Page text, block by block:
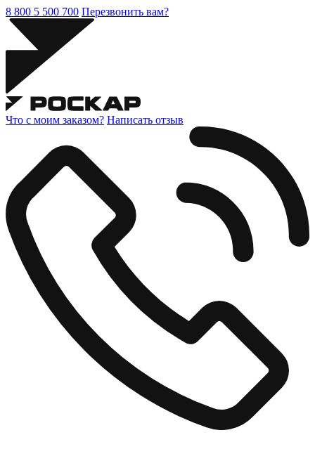
8 800 5 500 700 Перезвонить вам?
Что с моим заказом? Написать отзыв